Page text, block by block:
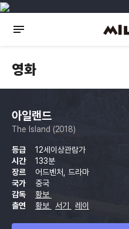
영화
아일랜드
The Island (2018)
등급
12세이상관람가
시간
133분
장르
어드벤처, 드라마
국가
중국
감독
황보
출연
황보 서기 레이